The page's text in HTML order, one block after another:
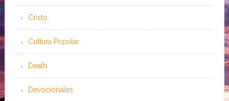
Cristo
Cultura Popular
Death
Devocionales